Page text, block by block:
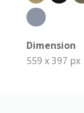
Dimension
559 x 397 px